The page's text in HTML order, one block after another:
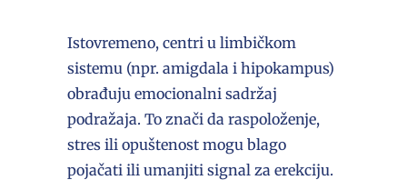
Istovremeno, centri u limbičkom
sistemu (npr. amigdala i hipokampus)
obrađuju emocionalni sadržaj
podražaja. To znači da raspoloženje,
stres ili opuštenost mogu blago
pojačati ili umanjiti signal za erekciju.